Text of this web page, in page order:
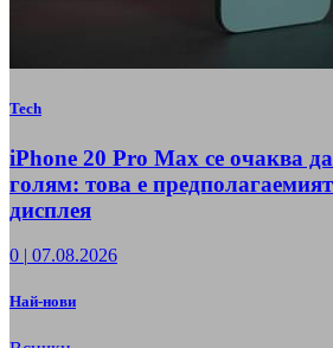
Tech
iPhone 20 Pro Max се очаква
голям: това е
дисплея
0 | 07.08.2026
Най-нови